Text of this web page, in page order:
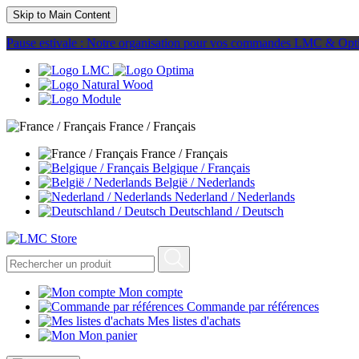
Skip to Main Content
Pause estivale : Notre organisation pour vos commandes LMC &
France / Français
France / Français
Belgique / Français
België / Nederlands
Nederland / Nederlands
Deutschland / Deutsch
Mon compte
Commande par références
Mes listes d'achats
Mon panier